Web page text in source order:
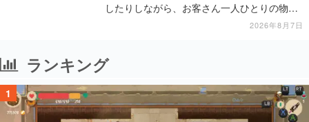
したりしながら、お客さん一人ひとりの物語
2026年8月7日
ランキング
1